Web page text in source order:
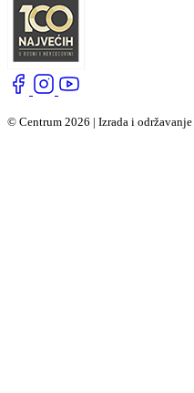
© Centrum 2026 | Izrada i održavanje